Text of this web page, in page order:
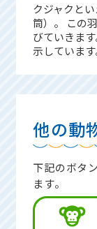
クジャクと
筒）。 この
びていきま
示しています
他の動
下記のボタ
ます。